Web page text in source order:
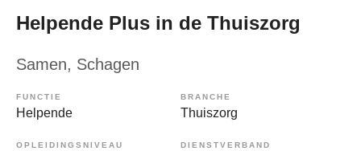
Helpende Plus in de Thuiszorg
Samen, Schagen
FUNCTIE
Helpende
BRANCHE
Thuiszorg
OPLEIDINGSNIVEAU DIENSTVERBAND